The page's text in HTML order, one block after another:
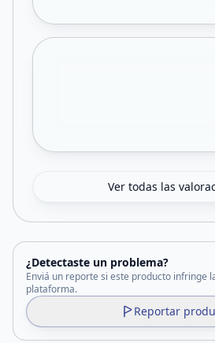
Ver todas las
¿Detectaste un problema?
Enviá un reporte si este producto infringe
plataforma.
Reportar